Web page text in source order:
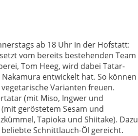
ab 18 Uhr in der Hofstatt:
vom bereits bestehenden Team
Tom Heeg, wird dabei Tatar-
entwickelt hat. So können
vegetarische Varianten freuen.
(mit Miso, Ingwer und
(mit geröstetem Sesam und
Tapioka und Shiitake). Dazu
Schnittlauch-Öl gereicht.